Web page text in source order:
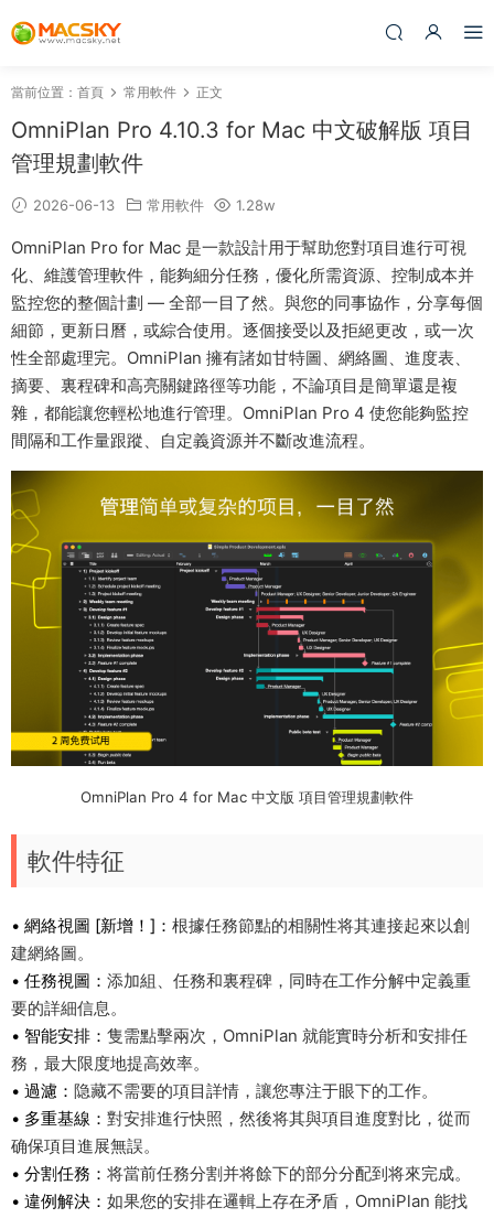
當前位置： 首頁 常用軟件 正文
OmniPlan Pro 4.10.3 for Mac 中文破解版 項目
管理規劃軟件
2026-06-13 常用軟件 1.28w
OmniPlan Pro for Mac 是一款設計用于幫助您對項目進行可視
化、維護管理軟件，能夠細分任務，優化所需資源、控制成本并
監控您的整個計劃 — 全部一目了然。與您的同事協作，分享每個
細節，更新日曆，或綜合使用。逐個接受以及拒絕更改，或一次
性全部處理完。OmniPlan 擁有諸如甘特圖、網絡圖、進度表、
摘要、裏程碑和高亮關鍵路徑等功能，不論項目是簡單還是複
雜，都能讓您輕松地進行管理。OmniPlan Pro 4 使您能夠監控
間隔和工作量跟蹤、自定義資源并不斷改進流程。
OmniPlan Pro 4 for Mac 中文版 項目管理規劃軟件
軟件特征
• 網絡視圖 [新增！]： 根據任務節點的相關性将其連接起來以創
建網絡圖。
• 任務視圖： 添加組、任務和裏程碑，同時在工作分解中定義重
要的詳細信息。
• 智能安排： 隻需點擊兩次，OmniPlan 就能實時分析和安排任
務，最大限度地提高效率。
• 過濾： 隐藏不需要的項目詳情，讓您專注于眼下的工作。
• 多重基線： 對安排進行快照，然後将其與項目進度對比，從而
确保項目進展無誤。
• 分割任務： 将當前任務分割并将餘下的部分分配到将來完成。
• 違例解決： 如果您的安排在邏輯上存在矛盾，OmniPlan 能找